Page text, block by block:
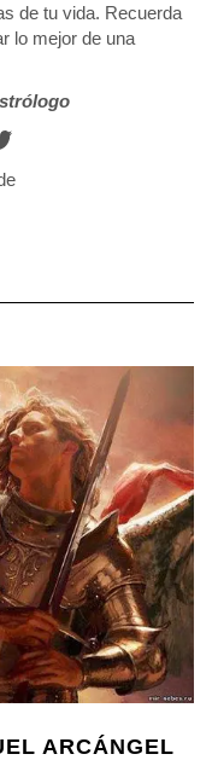
de tu vida. Recuerda
lo mejor de una
ARCÁNGEL